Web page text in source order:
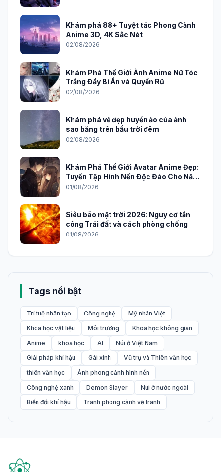
Khám phá 88+ Tuyệt tác Phong Cảnh
Anime 3D, 4K Sắc Nét
02/08/2026
Khám Phá Thế Giới Ảnh Anime Nữ Tóc
Trắng Đầy Bí Ẩn và Quyến Rũ
02/08/2026
Khám phá vẻ đẹp huyền ảo của ảnh
sao băng trên bầu trời đêm
02/08/2026
Khám Phá Thế Giới Avatar Anime Đẹp:
Tuyển Tập Hình Nền Độc Đáo Cho Năm
2026
01/08/2026
Siêu bão mặt trời 2026: Nguy cơ tấn
công Trái đất và cách phòng chống
01/08/2026
Tags nổi bật
Trí tuệ nhân tạo Công nghệ
Mỹ nhân Việt
Khoa học vật liệu
Môi trường
Khoa học không gian
Anime
khoa học AI
Núi ở Việt Nam
Giải pháp khí hậu
Gái xinh
Vũ trụ và Thiên văn học
thiên văn học
Ảnh phong cảnh hình nền
Công nghệ xanh
Demon Slayer
Núi ở nước ngoài
Biến đổi khí hậu
Tranh phong cảnh vẽ tranh